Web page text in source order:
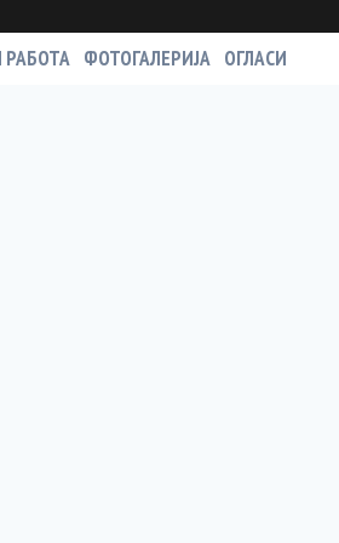
РАБОТА ФОТОГАЛЕРИЈА ОГЛАСИ